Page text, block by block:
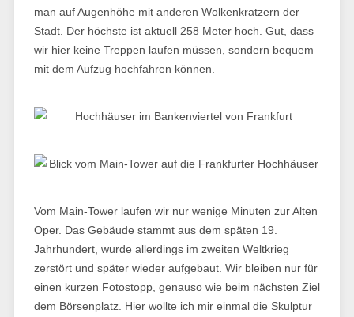
man auf Augenhöhe mit anderen Wolkenkratzern der
Stadt. Der höchste ist aktuell 258 Meter hoch. Gut, dass
wir hier keine Treppen laufen müssen, sondern bequem
mit dem Aufzug hochfahren können.
Vom Main-Tower laufen wir nur wenige Minuten zur Alten
Oper. Das Gebäude stammt aus dem späten 19.
Jahrhundert, wurde allerdings im zweiten Weltkrieg
zerstört und später wieder aufgebaut. Wir bleiben nur für
einen kurzen Fotostopp, genauso wie beim nächsten Ziel
dem Börsenplatz. Hier wollte ich mir einmal die Skulptur